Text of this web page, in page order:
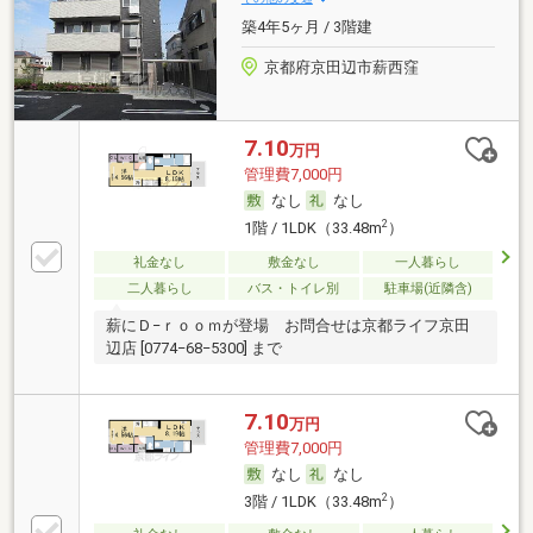
築4年5ヶ月 / 3階建
京都府京田辺市薪西窪
7.10万円
管理費7,000円
なし
なし
1階 / 1LDK（33.48m2）
礼金なし 敷金なし
一人暮らし
二人暮らし
バス・トイレ別 駐車場(近隣含)
薪にＤ−ｒｏｏｍが登場 お問合せは京都ライフ京田
辺店 [0774−68−5300] まで
7.10万円
管理費7,000円
なし
なし
3階 / 1LDK（33.48m2）